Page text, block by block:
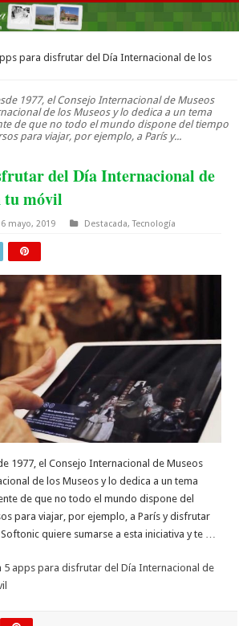
para disfrutar del Día Internacional de los
1977, el Consejo Internacional de Museos
de los Museos y lo dedica a un tema
de que no todo el mundo dispone del tiempo
para viajar, por ejemplo, a París y...
del Día Internacional de
tu móvil
mayo, 2019 Destacada,Tecnología
1977, el Consejo Internacional de Museos
de los Museos y lo dedica a un tema
de que no todo el mundo dispone del
para viajar, por ejemplo, a París y disfrutar
quiere sumarse a esta iniciativa y te …
5 apps para disfrutar del Día Internacional de